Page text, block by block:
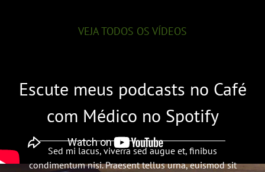
VEJA TODOS OS VÍDEOS
Escute meus podcasts no Café
com Médico no Spotify
Sed mi lacus, viverra sed augue et, finibus
condimentum nisi. Praesent tellus urna, euismod sit